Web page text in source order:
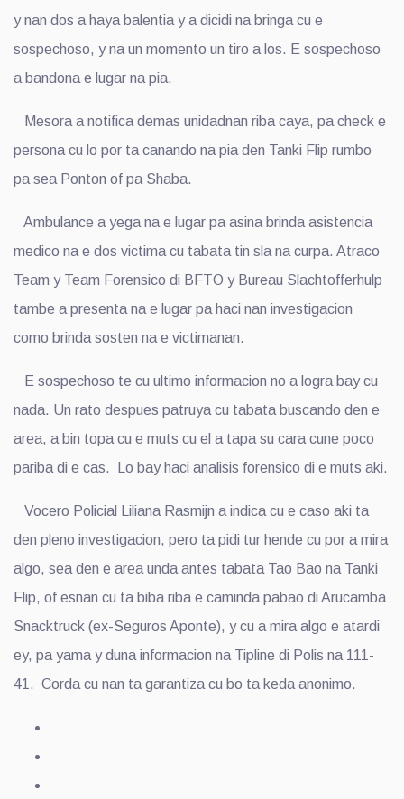
y nan dos a haya balentia y a dicidi na bringa cu e
sospechoso, y na un momento un tiro a los. E sospechoso
a bandona e lugar na pia.
Mesora a notifica demas unidadnan riba caya, pa check e
persona cu lo por ta canando na pia den Tanki Flip rumbo
pa sea Ponton of pa Shaba.
Ambulance a yega na e lugar pa asina brinda asistencia
medico na e dos victima cu tabata tin sla na curpa. Atraco
Team y Team Forensico di BFTO y Bureau Slachtofferhulp
tambe a presenta na e lugar pa haci nan investigacion
como brinda sosten na e victimanan.
E sospechoso te cu ultimo informacion no a logra bay cu
nada. Un rato despues patruya cu tabata buscando den e
area, a bin topa cu e muts cu el a tapa su cara cune poco
pariba di e cas. Lo bay haci analisis forensico di e muts aki.
Vocero Policial Liliana Rasmijn a indica cu e caso aki ta
den pleno investigacion, pero ta pidi tur hende cu por a mira
algo, sea den e area unda antes tabata Tao Bao na Tanki
Flip, of esnan cu ta biba riba e caminda pabao di Arucamba
Snacktruck (ex-Seguros Aponte), y cu a mira algo e atardi
ey, pa yama y duna informacion na Tipline di Polis na 111-
41. Corda cu nan ta garantiza cu bo ta keda anonimo.